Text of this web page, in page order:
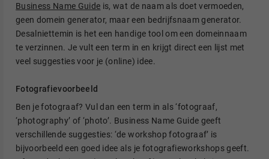
Business Name Guide is, wat de naam als doet vermoeden,
geen domein generator, maar een bedrijfsnaam generator.
Desalniettemin is het een handige tool om een domeinnaam
te verzinnen. Je vult een term in en krijgt direct een lijst met
veel suggesties voor je (online) idee.
Fotografievoorbeeld
Ben je fotograaf? Vul dan een term in als ‘fotograaf,
‘photography’ of ‘photo’. Business Name Guide geeft
verschillende suggesties: ‘de workshop fotograaf’ is
bijvoorbeeld een goed idee als je fotografieworkshops geeft.